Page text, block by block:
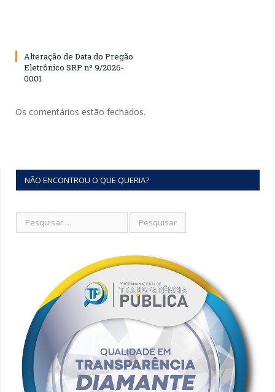
Alteração de Data do Pregão
Eletrônico SRP nº 9/2026-
0001
Os comentários estão fechados.
NÃO ENCONTROU O QUE QUERIA?